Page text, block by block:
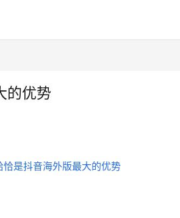
的优势